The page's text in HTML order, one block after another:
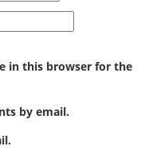
in this browser for the
by email.